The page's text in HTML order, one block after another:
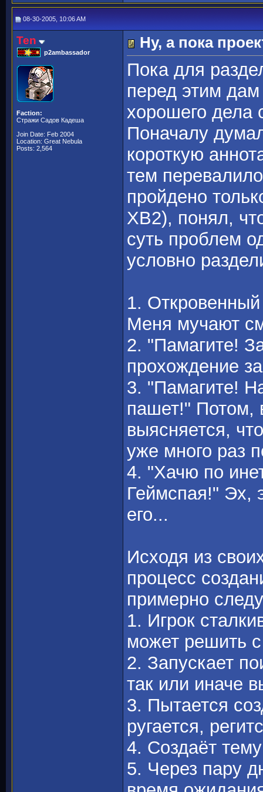
08-30-2005, 10:06 AM
Ten
p2ambassador
Faction:
Стражи Садов Кадеша
Join Date: Feb 2004
Location: Great Nebula
Posts: 2,564
Ну, а пока
Пока для
перед этим
хорошего дела
Поначалу
короткую
тем
пройдено
ХВ2), понял,
суть проблем
условно
1.
Меня мучают
2. "Памагите!
прохождение
3. "Памагите!
пашет!" Потом,
выясняется,
уже много раз
4. "Хачю по
Геймспая!" Эх,
его...
Исходя из
процесс
примерно
1. Игрок
может решить
2. Запускает
так или иначе
3. Пытается
ругается,
4. Создаёт
5. Через пару